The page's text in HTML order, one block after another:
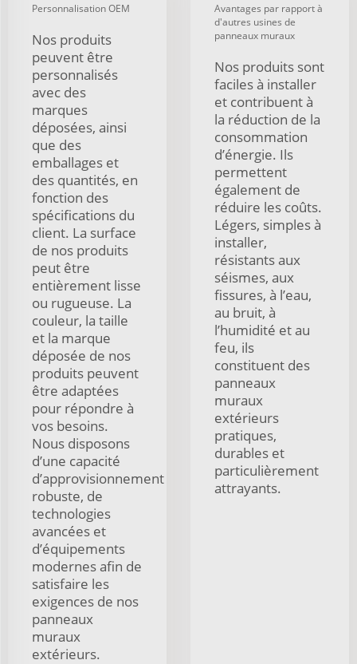
Personnalisation OEM
Nos produits
peuvent être
personnalisés
avec des
marques
déposées, ainsi
que des
emballages et
des quantités, en
fonction des
spécifications du
client. La surface
de nos produits
peut être
entièrement lisse
ou rugueuse. La
couleur, la taille
et la marque
déposée de nos
produits peuvent
être adaptées
pour répondre à
vos besoins.
Nous disposons
d’une capacité
d’approvisionnement
robuste, de
technologies
avancées et
d’équipements
modernes afin de
satisfaire les
exigences de nos
panneaux
muraux
extérieurs.
Avantages par rapport à
d'autres usines de
panneaux muraux
Nos produits sont
faciles à installer
et contribuent à
la réduction de la
consommation
d’énergie. Ils
permettent
également de
réduire les coûts.
Légers, simples à
installer,
résistants aux
séismes, aux
fissures, à l’eau,
au bruit, à
l’humidité et au
feu, ils
constituent des
panneaux
muraux
extérieurs
pratiques,
durables et
particulièrement
attrayants.